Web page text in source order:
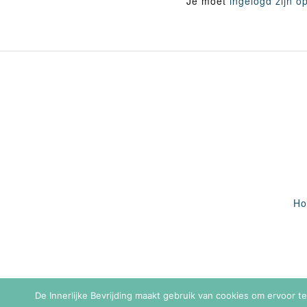
De Innerlijke Bevrijding maakt gebruik van cookies om